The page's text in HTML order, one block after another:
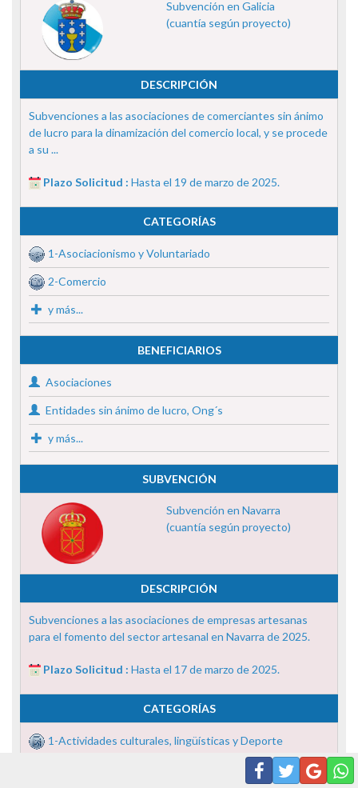
Subvención en Galicia
(cuantía según proyecto)
DESCRIPCIÓN
Subvenciones a las asociaciones de comerciantes sin ánimo
de lucro para la dinamización del comercio local, y se procede
a su ...
Plazo Solicitud : Hasta el 19 de marzo de 2025.
CATEGORÍAS
1-Asociacionismo y Voluntariado
2-Comercio
y más...
BENEFICIARIOS
Asociaciones
Entidades sin ánimo de lucro, Ong´s
y más...
SUBVENCIÓN
Subvención en Navarra
(cuantía según proyecto)
DESCRIPCIÓN
Subvenciones a las asociaciones de empresas artesanas
para el fomento del sector artesanal en Navarra de 2025.
Plazo Solicitud : Hasta el 17 de marzo de 2025.
CATEGORÍAS
1-Actividades culturales, lingüísticas y Deporte